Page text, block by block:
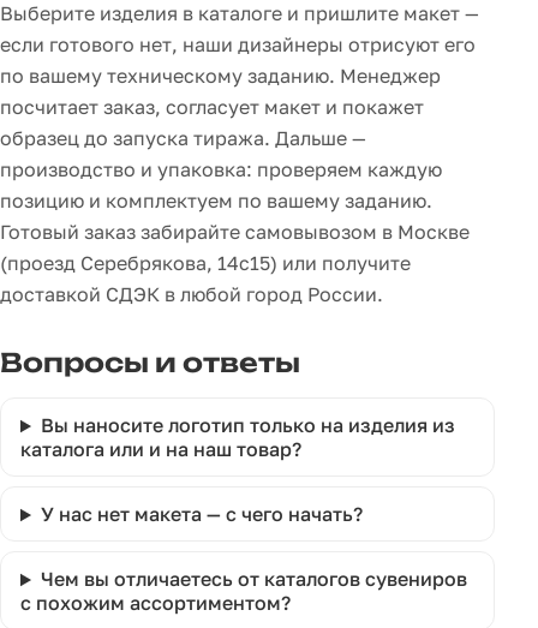
Выберите изделия в каталоге и пришлите макет —
если готового нет, наши дизайнеры отрисуют его
по вашему техническому заданию. Менеджер
посчитает заказ, согласует макет и покажет
образец до запуска тиража. Дальше —
производство и упаковка: проверяем каждую
позицию и комплектуем по вашему заданию.
Готовый заказ забирайте самовывозом в Москве
(проезд Серебрякова, 14с15) или получите
доставкой СДЭК в любой город России.
Вопросы и ответы
Вы наносите логотип только на изделия из
каталога или и на наш товар?
У нас нет макета — с чего начать?
Чем вы отличаетесь от каталогов сувениров
с похожим ассортиментом?